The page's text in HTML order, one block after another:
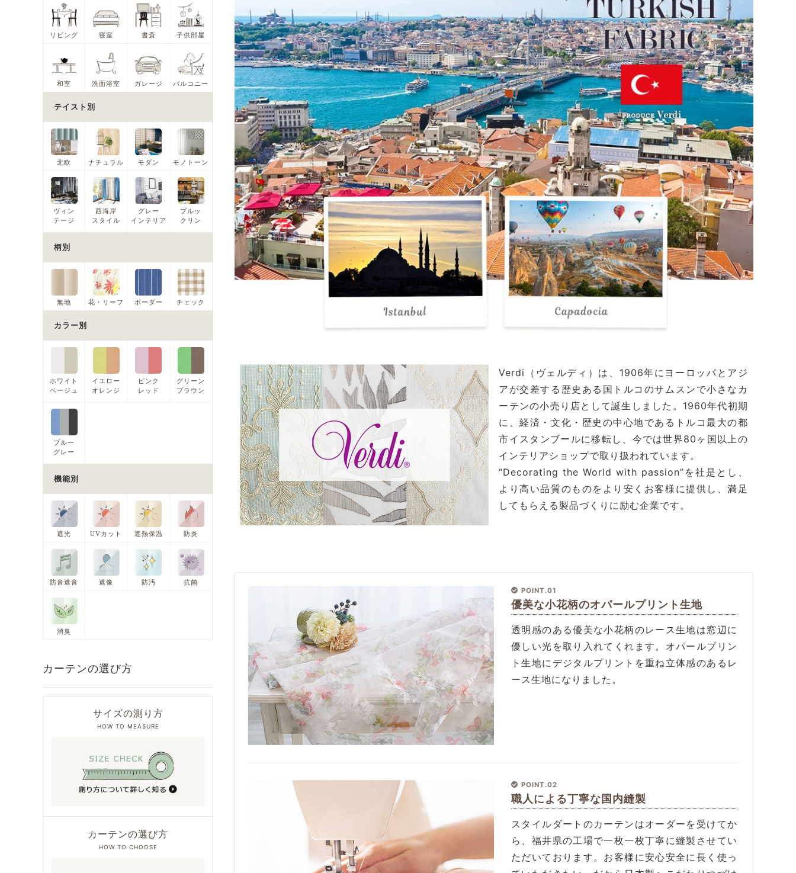
Verdi（ヴェルディ）は、1906年にヨーロッパとアジ
アが交差する歴史ある国トルコのサムスンで小さなカ
ーテンの小売り店として誕生しました。1960年代初期
に、経済・文化・歴史の中心地であるトルコ最大の都
市イスタンブールに移転し、今では世界80ヶ国以上の
インテリアショップで取り扱われています。
“Decorating the World with passion”を社是とし、
より高い品質のものをより安くお客様に提供し、満足
してもらえる製品づくりに励む企業です。
POINT.01
優美な小花柄のオパールプリント生地
透明感のある優美な小花柄のレース生地は窓辺に
優しい光を取り入れてくれます。オパールプリン
ト生地にデジタルプリントを重ね立体感のあるレ
ース生地になりました。
POINT.02
職人による丁寧な国内縫製
スタイルダートのカーテンはオーダーを受けてか
ら、福井県の工場で一枚一枚丁寧に縫製させてい
ただいております。お客様に安心安全に長く使っ
リビング 寝室 書斎 子供部屋
和室 洗面浴室 ガレージ バルコニー
テイスト別
北欧 ナチュラル モダン モノトーン
ヴィン
テージ
西海岸
スタイル
グレー
インテリア
ブルッ
クリン
柄別
無地 花・リーフ ボーダー チェック
カラー別
ホワイト
ベージュ
イエロー
オレンジ
ピンク
レッド
グリーン
ブラウン
ブルー
グレー
機能別
遮光 UVカット 遮熱保温 防炎
防音遮音 遮像 防汚 抗菌
消臭
カーテンの選び方
サイズの測り方
HOW TO MEASURE
カーテンの選び方
HOW TO CHOOSE